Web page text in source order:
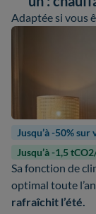
Adaptée si vous
Jusqu’à -50%
Jusqu’à -1,5
Sa fonction de
optimal toute
rafraîchit l’été.